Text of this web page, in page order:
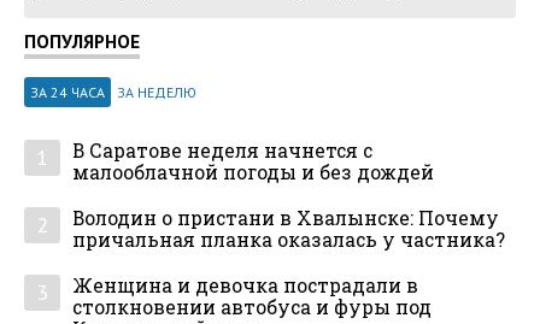
ПОПУЛЯРНОЕ
ЗА 24 ЧАСА ЗА НЕДЕЛЮ
1
В Саратове неделя начнется с
малооблачной погоды и без дождей
2
Володин о пристани в Хвалынске: Почему
причальная планка оказалась у частника?
3
Женщина и девочка пострадали в
столкновении автобуса и фуры под